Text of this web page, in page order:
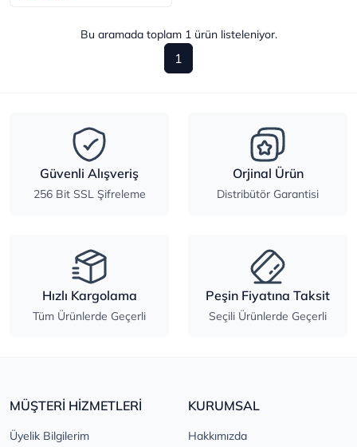
Bu aramada toplam 1ürün listeleniyor.
1
Güvenli Alışveriş
256 Bit SSL Şifreleme
Orjinal Ürün
Distribütör Garantisi
Hızlı Kargolama
Tüm Ürünlerde Geçerli
Peşin Fiyatına Taksit
Seçili Ürünlerde Geçerli
MÜŞTERİ HİZMETLERİ
Üyelik Bilgilerim
KURUMSAL
Hakkımızda